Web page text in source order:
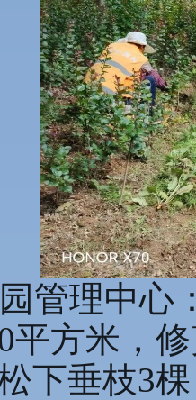
管理中心
平方米，
下垂枝3